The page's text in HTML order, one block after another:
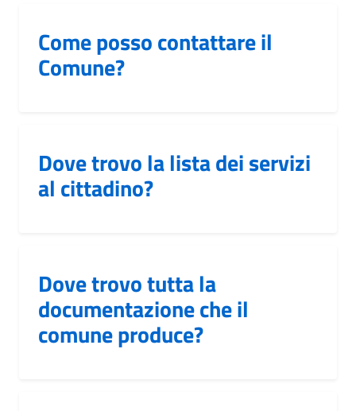
Come posso contattare il
Comune?
Dove trovo la lista dei servizi
al cittadino?
Dove trovo tutta la
documentazione che il
comune produce?